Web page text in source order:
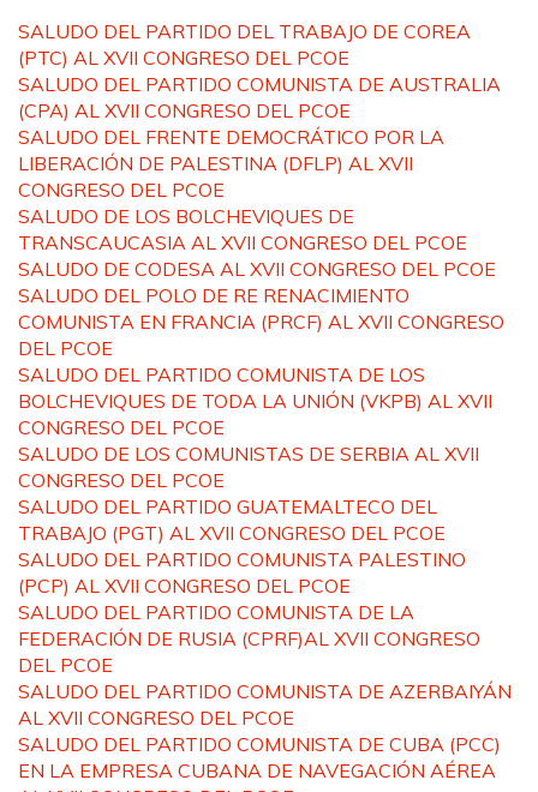
SALUDO DEL PARTIDO DEL TRABAJO DE COREA
(PTC) AL XVII CONGRESO DEL PCOE
SALUDO DEL PARTIDO COMUNISTA DE AUSTRALIA
(CPA) AL XVII CONGRESO DEL PCOE
SALUDO DEL FRENTE DEMOCRÁTICO POR LA
LIBERACIÓN DE PALESTINA (DFLP) AL XVII
CONGRESO DEL PCOE
SALUDO DE LOS BOLCHEVIQUES DE
TRANSCAUCASIA AL XVII CONGRESO DEL PCOE
SALUDO DE CODESA AL XVII CONGRESO DEL PCOE
SALUDO DEL POLO DE RE RENACIMIENTO
COMUNISTA EN FRANCIA (PRCF) AL XVII CONGRESO
DEL PCOE
SALUDO DEL PARTIDO COMUNISTA DE LOS
BOLCHEVIQUES DE TODA LA UNIÓN (VKPB) AL XVII
CONGRESO DEL PCOE
SALUDO DE LOS COMUNISTAS DE SERBIA AL XVII
CONGRESO DEL PCOE
SALUDO DEL PARTIDO GUATEMALTECO DEL
TRABAJO (PGT) AL XVII CONGRESO DEL PCOE
SALUDO DEL PARTIDO COMUNISTA PALESTINO
(PCP) AL XVII CONGRESO DEL PCOE
SALUDO DEL PARTIDO COMUNISTA DE LA
FEDERACIÓN DE RUSIA (CPRF)AL XVII CONGRESO
DEL PCOE
SALUDO DEL PARTIDO COMUNISTA DE AZERBAIYÁN
AL XVII CONGRESO DEL PCOE
SALUDO DEL PARTIDO COMUNISTA DE CUBA (PCC)
EN LA EMPRESA CUBANA DE NAVEGACIÓN AÉREA